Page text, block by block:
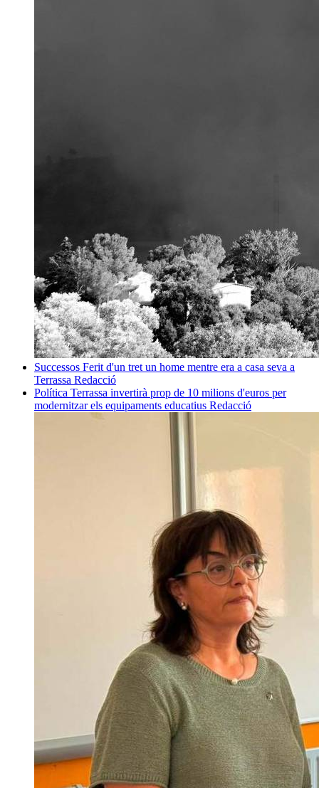
Successos Ferit d'un tret un home mentre era a casa seva a
Terrassa Redacció
Política Terrassa invertirà prop de 10 milions d'euros per
modernitzar els equipaments educatius Redacció